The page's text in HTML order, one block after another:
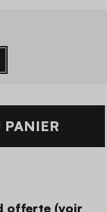
PANIER
offerte (voir